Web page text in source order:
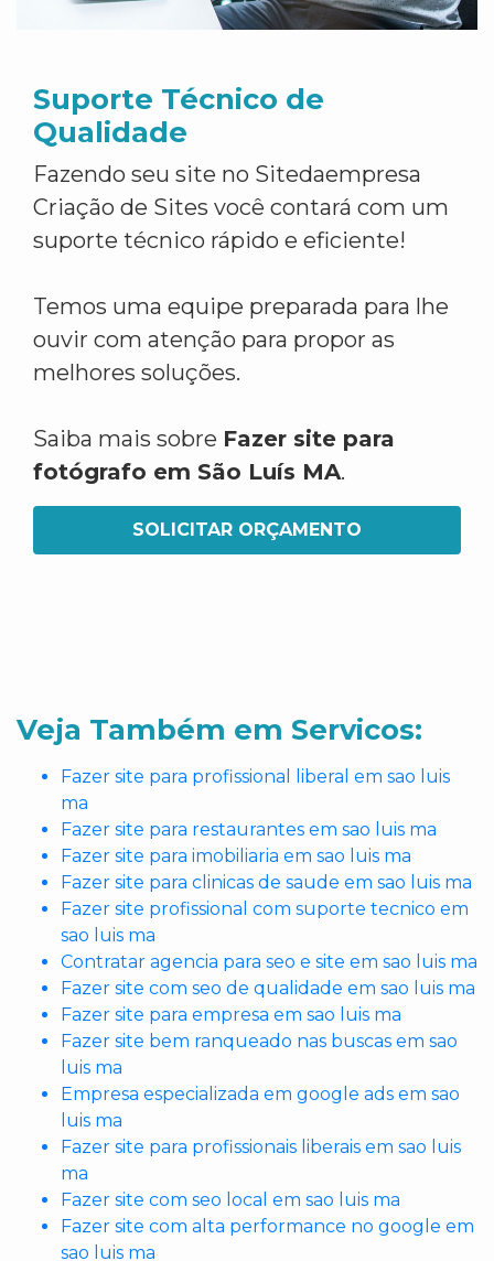
Suporte Técnico de
Qualidade
Fazendo seu site no Sitedaempresa
Criação de Sites você contará com um
suporte técnico rápido e eficiente!
Temos uma equipe preparada para lhe
ouvir com atenção para propor as
melhores soluções.
Saiba mais sobre Fazer site para
fotógrafo em São Luís MA.
SOLICITAR ORÇAMENTO
Veja Também em Servicos:
Fazer site para profissional liberal em sao luis
ma
Fazer site para restaurantes em sao luis ma
Fazer site para imobiliaria em sao luis ma
Fazer site para clinicas de saude em sao luis ma
Fazer site profissional com suporte tecnico em
sao luis ma
Contratar agencia para seo e site em sao luis ma
Fazer site com seo de qualidade em sao luis ma
Fazer site para empresa em sao luis ma
Fazer site bem ranqueado nas buscas em sao
luis ma
Empresa especializada em google ads em sao
luis ma
Fazer site para profissionais liberais em sao luis
ma
Fazer site com seo local em sao luis ma
Fazer site com alta performance no google em
sao luis ma